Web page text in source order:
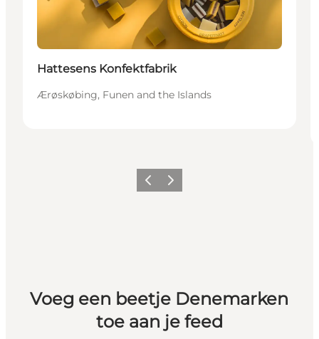
Hattesens Konfektfabrik
Ærøskøbing, Funen and the Islands
Vorige Volgende
Voeg een beetje Denemarken
toe aan je feed